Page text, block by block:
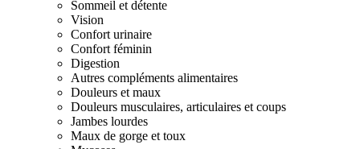
Sommeil et détente
Vision
Confort urinaire
Confort féminin
Digestion
Autres compléments alimentaires
Douleurs et maux
Douleurs musculaires, articulaires et coups
Jambes lourdes
Maux de gorge et toux